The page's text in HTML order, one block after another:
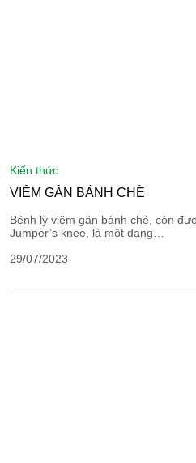
kiến thức
VIÊM GÂN BÁNH CHÈ
Bệnh lý viêm gân bánh chè, còn
Jumper’s knee, là một dạng…
29/07/2023